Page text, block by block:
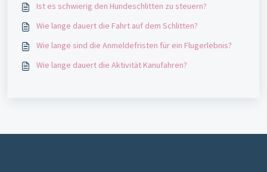
Ist es schwierig den Hundeschlitten zu steuern?
Wie lange dauert die Fahrt auf dem Schlitten?
Wie lange sind die Anmeldefristen für ein Flugerlebnis?
Wie lange dauert die Aktivität Kanufahren?